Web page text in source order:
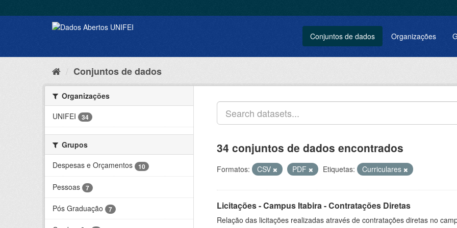
Conjuntos de dados Organizações
Conjuntos de dados
Organizações
UNIFEI
34
Grupos
Despesas e Orçamentos
10
Pessoas 7
Pós Graduação 7
34 conjuntos de dados encontrados
Formatos: CSV PDF Etiquetas: Curriculares
Licitações - Campus Itabira - Contratações Diretas
Relação das licitações realizadas através de contratações diretas no